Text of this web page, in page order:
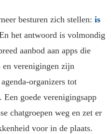
besturen zich stellen: is
het antwoord is volmondig
aanbod aan apps die
en verenigingen zijn
organizers tot
goede verenigingsapp
chatgroepen weg en zet er
voor in de plaats.